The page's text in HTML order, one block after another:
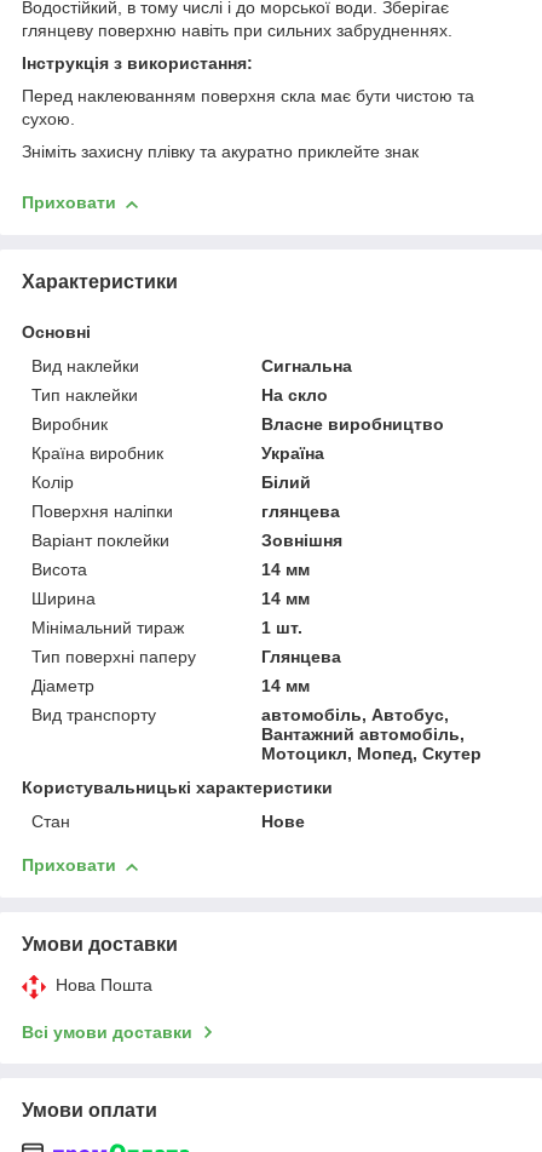
Водостійкий, в тому числі і до морської води. Зберігає
глянцеву поверхню навіть при сильних забрудненнях.
Інструкція з використання:
Перед наклеюванням поверхня скла має бути чистою та
сухою.
Зніміть захисну плівку та акуратно приклейте знак
Приховати
Характеристики
Основні
Вид наклейки
Сигнальна
Тип наклейки
На скло
Виробник
Власне виробництво
Країна виробник
Україна
Колір
Білий
Поверхня наліпки
глянцева
Варіант поклейки
Зовнішня
Висота
14 мм
Ширина
14 мм
Мінімальний тираж
1 шт.
Тип поверхні паперу
Глянцева
Діаметр
14 мм
Вид транспорту
автомобіль, Автобус,
Вантажний автомобіль,
Мотоцикл, Мопед, Скутер
Користувальницькі характеристики
Стан
Нове
Приховати
Умови доставки
Нова Пошта
Всі умови доставки
Умови оплати